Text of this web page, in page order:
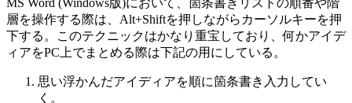
MS Word (Windows版)において、箇条書きリストの順番や階
層を操作する際は、Alt+Shiftを押しながらカーソルキーを押
下する。このテクニックはかなり重宝しており、何かアイデ
ィアをPC上でまとめる際は下記の用にしている。
思い浮かんだアイディアを順に箇条書き入力してい
く。